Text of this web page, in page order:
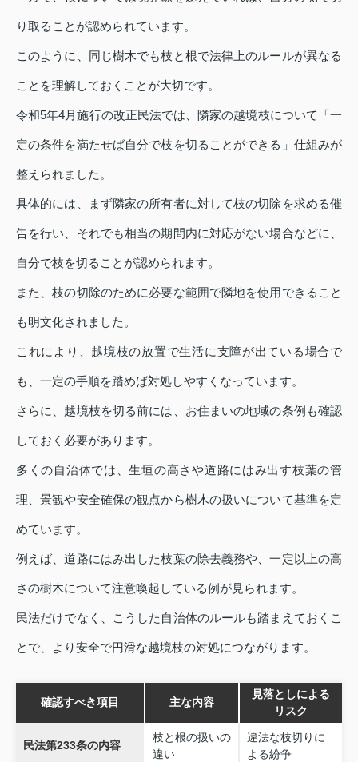
り取ることが認められています。
このように、同じ樹木でも枝と根で法律上のルールが異なる
ことを理解しておくことが大切です。
令和5年4月施行の改正民法では、隣家の越境枝について「一
定の条件を満たせば自分で枝を切ることができる」仕組みが
整えられました。
具体的には、まず隣家の所有者に対して枝の切除を求める催
告を行い、それでも相当の期間内に対応がない場合などに、
自分で枝を切ることが認められます。
また、枝の切除のために必要な範囲で隣地を使用できること
も明文化されました。
これにより、越境枝の放置で生活に支障が出ている場合で
も、一定の手順を踏めば対処しやすくなっています。
さらに、越境枝を切る前には、お住まいの地域の条例も確認
しておく必要があります。
多くの自治体では、生垣の高さや道路にはみ出す枝葉の管
理、景観や安全確保の観点から樹木の扱いについて基準を定
めています。
例えば、道路にはみ出した枝葉の除去義務や、一定以上の高
さの樹木について注意喚起している例が見られます。
民法だけでなく、こうした自治体のルールも踏まえておくこ
とで、より安全で円滑な越境枝の対処につながります。
確認すべき項目 主な内容
見落としによる
リスク
民法第233条の内容
枝と根の扱いの
違い
違法な枝切りに
よる紛争